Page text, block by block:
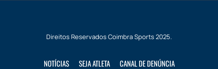
Direitos ReservadosCoimbra Sports2025.
NOTÍCIAS SEJA ATLETA CANAL DE DENÚNCIA